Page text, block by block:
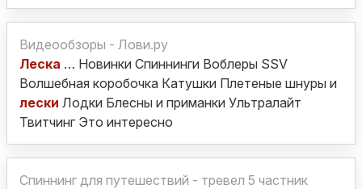
Видеообзоры - Лови.ру
Леска … Новинки Спиннинги Воблеры SSV
Волшебная коробочка Катушки Плетеные шнуры и
лески Лодки Блесны и приманки Ультралайт
Твитчинг Это интересно
Спиннинг для путешествий - тревел 5 частник